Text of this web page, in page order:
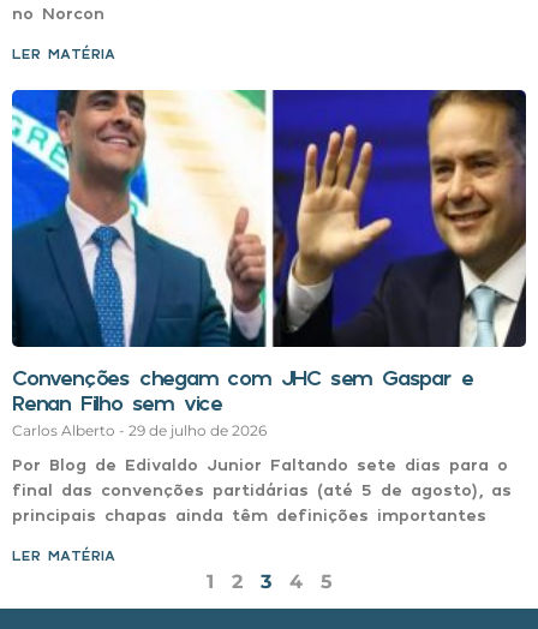
no Norcon
LER MATÉRIA »
Convenções chegam com JHC sem Gaspar e
Renan Filho sem vice
Carlos Alberto 29 de julho de 2026
Por Blog de Edivaldo Junior Faltando sete dias para o
final das convenções partidárias (até 5 de agosto), as
principais chapas ainda têm definições importantes
LER MATÉRIA »
1 2 3 4 5